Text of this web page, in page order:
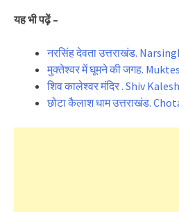
यह भी पढ़ें –
नरसिंह देवता उत्तराखंड.
मुक्तेश्वर में घूमने की जगह.
शिव कालेश्वर मंदिर . Shiv
छोटा कैलाश धाम उत्तराखंड.